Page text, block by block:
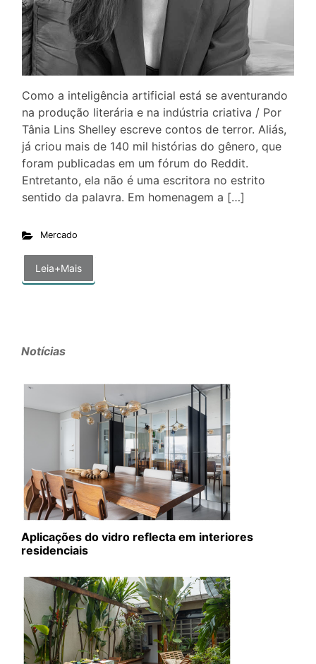
Como a inteligência artificial está se aventurando
na produção literária e na indústria criativa / Por
Tânia Lins Shelley escreve contos de terror. Aliás,
já criou mais de 140 mil histórias do gênero, que
foram publicadas em um fórum do Reddit.
Entretanto, ela não é uma escritora no estrito
sentido da palavra. Em homenagem a […]
Mercado
Leia+Mais
Notícias
Aplicações do vidro reflecta em interiores
residenciais